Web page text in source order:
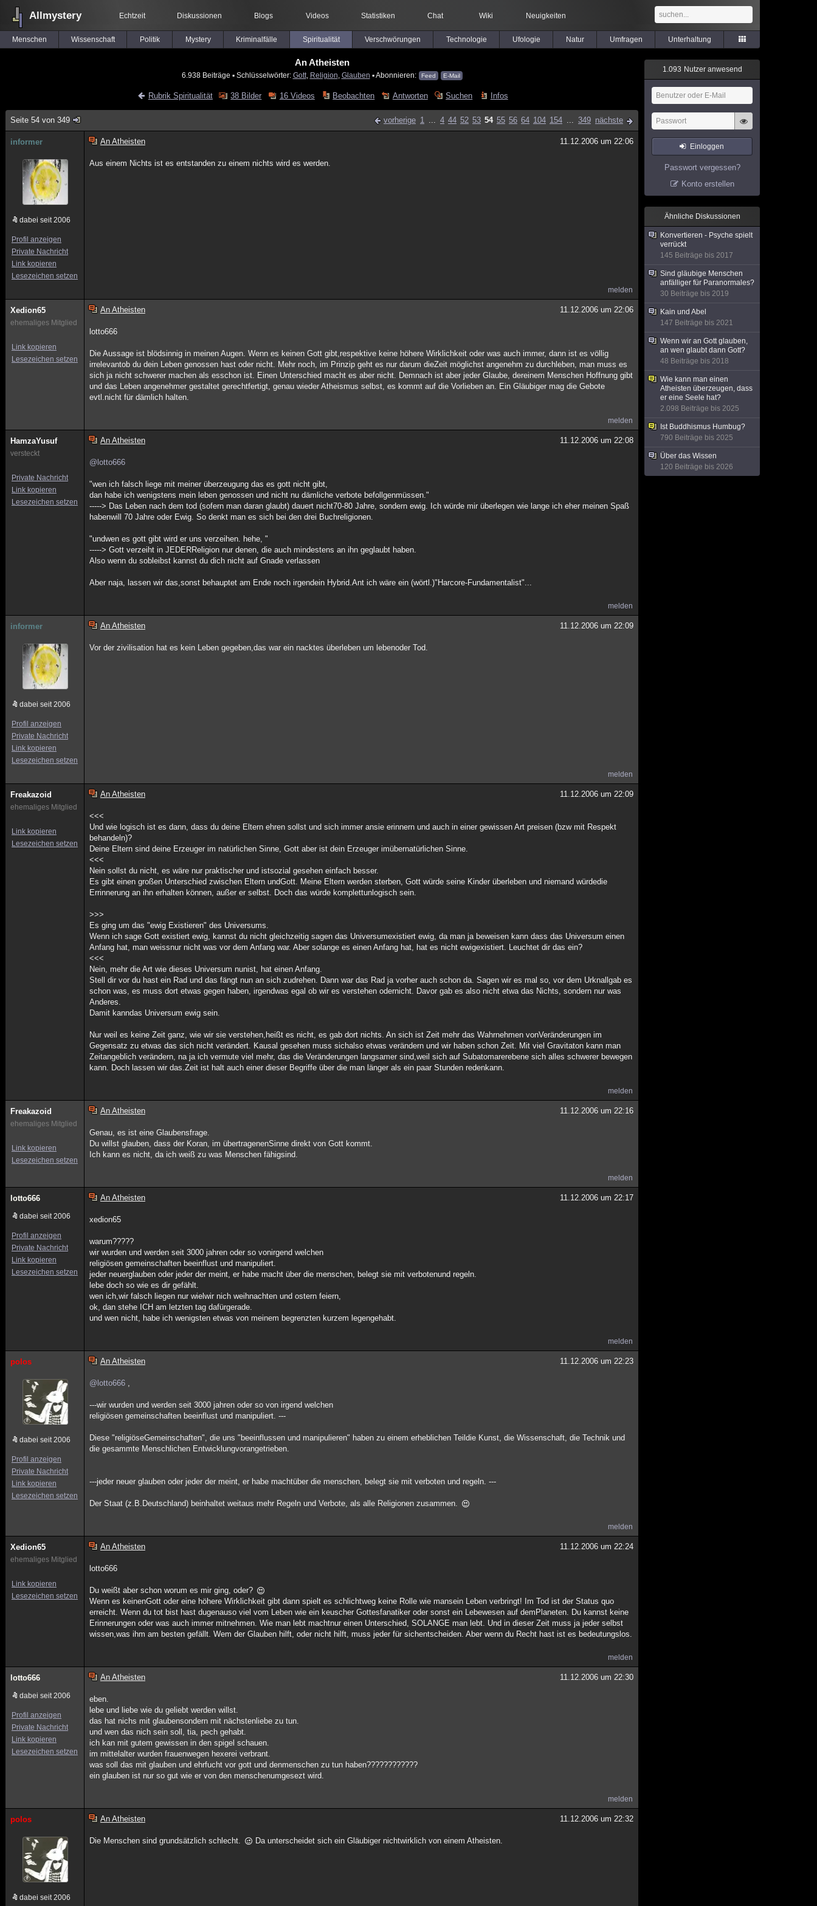
Allmystery Echtzeit Diskussionen Blogs Videos Statistiken Chat Wiki Neuigkeiten
Menschen Wissenschaft Politik Mystery Kriminalfälle Spiritualität Verschwörungen Technologie Ufologie Natur Umfragen Unterhaltung
An Atheisten
6.938 Beiträge ▪ Schlüsselwörter: Gott, Religion Glauben ▪ Abonnieren: Feed E-Mail
Rubrik Spiritualität 38 Bilder 16 Videos Beobachten Antworten Suchen Infos
Seite 54 von 349 vorherige 1 ... 4 44 52 53 54 55 56 64 104 154 ... 349 nächste
informer
dabei seit 2006
Profil anzeigen
Private Nachricht
Link kopieren
Lesezeichen setzen
An Atheisten 11.12.2006 um 22:06
Aus einem Nichts ist es entstanden zu einem nichts wird es werden.
melden
Xedion65
ehemaliges Mitglied
Link kopieren
Lesezeichen setzen
An Atheisten 11.12.2006 um 22:06
lotto666
Die Aussage ist blödsinnig in meinen Augen. Wenn es keinen Gott gibt,respektive keine höhere Wirklichkeit oder was auch immer, dann ist es völlig
irrelevantob du dein Leben genossen hast oder nicht. Mehr noch, im Prinzip geht es nur darum dieZeit möglichst angenehm zu durchleben, man muss es
sich ja nicht schwerer machen als esschon ist. Einen Unterschied macht es aber nicht. Demnach ist aber jeder Glaube, dereinem Menschen Hoffnung gibt
und das Leben angenehmer gestaltet gerechtfertigt, genau wieder Atheismus selbst, es kommt auf die Vorlieben an. Ein Gläubiger mag die Gebote
evtl.nicht für dämlich halten.
melden
HamzaYusuf
versteckt
Private Nachricht
Link kopieren
Lesezeichen setzen
An Atheisten 11.12.2006 um 22:08
@lotto666
"wen ich falsch liege mit meiner überzeugung das es gott nicht gibt,
dan habe ich wenigstens mein leben genossen und nicht nu dämliche verbote befollgenmüssen."
-----> Das Leben nach dem tod (sofern man daran glaubt) dauert nicht70-80 Jahre, sondern ewig. Ich würde mir überlegen wie lange ich eher meinen Spaß
habenwill 70 Jahre oder Ewig. So denkt man es sich bei den drei Buchreligionen.
"undwen es gott gibt wird er uns verzeihen. hehe, "
-----> Gott verzeiht in JEDERReligion nur denen, die auch mindestens an ihn geglaubt haben.
Also wenn du sobleibst kannst du dich nicht auf Gnade verlassen
Aber naja, lassen wir das,sonst behauptet am Ende noch irgendein Hybrid.Ant ich wäre ein (wörtl.)"Harcore-Fundamentalist"...
melden
informer
dabei seit 2006
Profil anzeigen
Private Nachricht
Link kopieren
Lesezeichen setzen
An Atheisten 11.12.2006 um 22:09
Vor der zivilisation hat es kein Leben gegeben,das war ein nacktes überleben um lebenoder Tod.
melden
Freakazoid
ehemaliges Mitglied
Link kopieren
Lesezeichen setzen
An Atheisten 11.12.2006 um 22:09
<<<
Und wie logisch ist es dann, dass du deine Eltern ehren sollst und sich immer ansie erinnern und auch in einer gewissen Art preisen (bzw mit Respekt
behandeln)?
Deine Eltern sind deine Erzeuger im natürlichen Sinne, Gott aber ist dein Erzeuger imübernatürlichen Sinne.
<<<
Nein sollst du nicht, es wäre nur praktischer und istsozial gesehen einfach besser.
Es gibt einen großen Unterschied zwischen Eltern undGott. Meine Eltern werden sterben, Gott würde seine Kinder überleben und niemand würdedie
Errinnerung an ihn erhalten können, außer er selbst. Doch das würde komplettunlogisch sein.
>>>
Es ging um das "ewig Existieren" des Universums.
Wenn ich sage Gott existiert ewig, kannst du nicht gleichzeitig sagen das Universumexistiert ewig, da man ja beweisen kann dass das Universum einen
Anfang hat, man weissnur nicht was vor dem Anfang war. Aber solange es einen Anfang hat, hat es nicht ewigexistiert. Leuchtet dir das ein?
<<<
Nein, mehr die Art wie dieses Universum nunist, hat einen Anfang.
Stell dir vor du hast ein Rad und das fängt nun an sich zudrehen. Dann war das Rad ja vorher auch schon da. Sagen wir es mal so, vor dem Urknallgab es
schon was, es muss dort etwas gegen haben, irgendwas egal ob wir es verstehen odernicht. Davor gab es also nicht etwa das Nichts, sondern nur was
Anderes.
Damit kanndas Universum ewig sein.
Nur weil es keine Zeit ganz, wie wir sie verstehen,heißt es nicht, es gab dort nichts. An sich ist Zeit mehr das Wahrnehmen vonVeränderungen im
Gegensatz zu etwas das sich nicht verändert. Kausal gesehen muss sichalso etwas verändern und wir haben schon Zeit. Mit viel Gravitaton kann man
Zeitangeblich verändern, na ja ich vermute viel mehr, das die Veränderungen langsamer sind,weil sich auf Subatomarerebene sich alles schwerer bewegen
kann. Doch lassen wir das.Zeit ist halt auch einer dieser Begriffe über die man länger als ein paar Stunden redenkann.
melden
Freakazoid
ehemaliges Mitglied
Link kopieren
Lesezeichen setzen
An Atheisten 11.12.2006 um 22:16
Genau, es ist eine Glaubensfrage.
Du willst glauben, dass der Koran, im übertragenenSinne direkt von Gott kommt.
Ich kann es nicht, da ich weiß zu was Menschen fähigsind.
melden
lotto666
dabei seit 2006
Profil anzeigen
Private Nachricht
Link kopieren
Lesezeichen setzen
An Atheisten 11.12.2006 um 22:17
xedion65
warum?????
wir wurden und werden seit 3000 jahren oder so vonirgend welchen
religiösen gemeinschaften beeinflust und manipuliert.
jeder neuerglauben oder jeder der meint, er habe macht über die menschen, belegt sie mit verbotenund regeln.
lebe doch so wie es dir gefählt.
wen ich,wir falsch liegen nur wielwir nich weihnachten und ostern feiern,
ok, dan stehe ICH am letzten tag dafürgerade.
und wen nicht, habe ich wenigsten etwas von meinem begrenzten kurzem legengehabt.
melden
polos
dabei seit 2006
Profil anzeigen
Private Nachricht
Link kopieren
Lesezeichen setzen
An Atheisten 11.12.2006 um 22:23
@lotto666 ,
---wir wurden und werden seit 3000 jahren oder so von irgend welchen
religiösen gemeinschaften beeinflust und manipuliert. ---
Diese "religiöseGemeinschaften", die uns "beeinflussen und manipulieren" haben zu einem erheblichen Teildie Kunst, die Wissenschaft, die Technik und
die gesammte Menschlichen Entwicklungvorangetrieben.
---jeder neuer glauben oder jeder der meint, er habe machtüber die menschen, belegt sie mit verboten und regeln. ---
Der Staat (z.B.Deutschland) beinhaltet weitaus mehr Regeln und Verbote, als alle Religionen zusammen.
melden
Xedion65
ehemaliges Mitglied
Link kopieren
Lesezeichen setzen
An Atheisten 11.12.2006 um 22:24
lotto666
Du weißt aber schon worum es mir ging, oder?
Wenn es keinenGott oder eine höhere Wirklichkeit gibt dann spielt es schlichtweg keine Rolle wie mansein Leben verbringt! Im Tod ist der Status quo
erreicht. Wenn du tot bist hast dugenauso viel vom Leben wie ein keuscher Gottesfanatiker oder sonst ein Lebewesen auf demPlaneten. Du kannst keine
Erinnerungen oder was auch immer mitnehmen. Wie man lebt machtnur einen Unterschied, SOLANGE man lebt. Und in dieser Zeit muss ja jeder selbst
wissen,was ihm am besten gefällt. Wem der Glauben hilft, oder nicht hilft, muss jeder für sichentscheiden. Aber wenn du Recht hast ist es bedeutungslos.
melden
lotto666
dabei seit 2006
Profil anzeigen
Private Nachricht
Link kopieren
Lesezeichen setzen
An Atheisten 11.12.2006 um 22:30
eben.
lebe und liebe wie du geliebt werden willst.
das hat nichs mit glaubensondern mit nächstenliebe zu tun.
und wen das nich sein soll, tia, pech gehabt.
ich kan mit gutem gewissen in den spigel schauen.
im mittelalter wurden frauenwegen hexerei verbrant.
was soll das mit glauben und ehrfucht vor gott und denmenschen zu tun haben????????????
ein glauben ist nur so gut wie er von den menschenumgesezt wird.
melden
polos
dabei seit 2006
An Atheisten 11.12.2006 um 22:32
Die Menschen sind grundsätzlich schlecht. Da unterscheidet sich ein Gläubiger nichtwirklich von einem Atheisten.
1.093 Nutzer anwesend
Einloggen
Passwort vergessen?
Konto erstellen
Ähnliche Diskussionen
Konvertieren - Psyche spielt
verrückt
145 Beiträge bis 2017
Sind gläubige Menschen
anfälliger für Paranormales?
30 Beiträge bis 2019
Kain und Abel
147 Beiträge bis 2021
Wenn wir an Gott glauben,
an wen glaubt dann Gott?
48 Beiträge bis 2018
Wie kann man einen
Atheisten überzeugen, dass
er eine Seele hat?
2.098 Beiträge bis 2025
Ist Buddhismus Humbug?
790 Beiträge bis 2025
Über das Wissen
120 Beiträge bis 2026